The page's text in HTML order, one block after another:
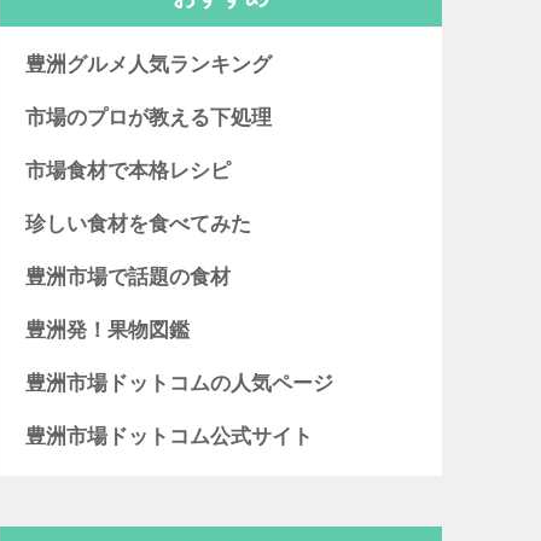
豊洲グルメ人気ランキング
市場のプロが教える下処理
市場食材で本格レシピ
珍しい食材を食べてみた
豊洲市場で話題の食材
豊洲発！果物図鑑
豊洲市場ドットコムの人気ページ
豊洲市場ドットコム公式サイト